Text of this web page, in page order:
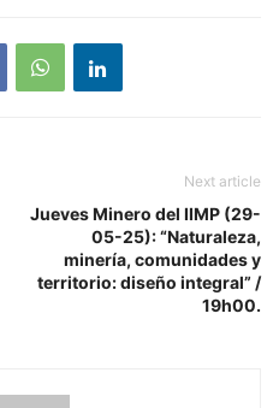
Next article
Jueves Minero del IIMP (29-
05-25): “Naturaleza,
minería, comunidades y
territorio: diseño integral” /
19h00.